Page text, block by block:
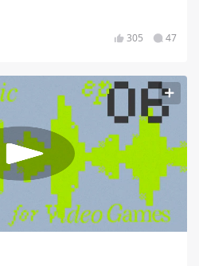
305 47